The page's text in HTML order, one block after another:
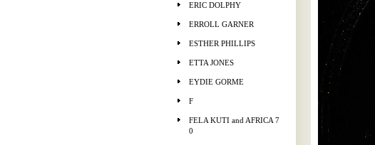
ERIC DOLPHY
ERROLL GARNER
ESTHER PHILLIPS
ETTA JONES
EYDIE GORME
F
FELA KUTI and AFRICA 7
0